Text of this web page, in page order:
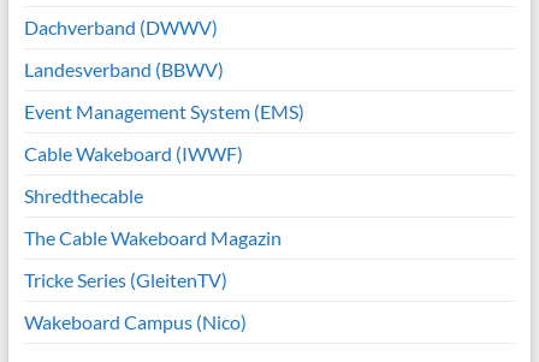
Dachverband (DWWV)
Landesverband (BBWV)
Event Management System (EMS)
Cable Wakeboard (IWWF)
Shredthecable
The Cable Wakeboard Magazin
Tricke Series (GleitenTV)
Wakeboard Campus (Nico)